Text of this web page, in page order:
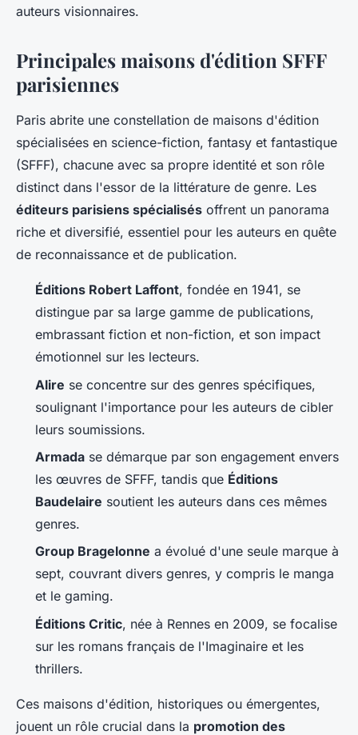
auteurs visionnaires.
Principales maisons d'édition SFFF
parisiennes
Paris abrite une constellation de maisons d'édition
spécialisées en science-fiction, fantasy et fantastique
(SFFF), chacune avec sa propre identité et son rôle
distinct dans l'essor de la littérature de genre. Les
éditeurs parisiens spécialisés offrent un panorama
riche et diversifié, essentiel pour les auteurs en quête
de reconnaissance et de publication.
Éditions Robert Laffont, fondée en 1941, se
distingue par sa large gamme de publications,
embrassant fiction et non-fiction, et son impact
émotionnel sur les lecteurs.
Alire se concentre sur des genres spécifiques,
soulignant l'importance pour les auteurs de cibler
leurs soumissions.
Armada se démarque par son engagement envers
les œuvres de SFFF, tandis que Éditions
Baudelaire soutient les auteurs dans ces mêmes
genres.
Group Bragelonne a évolué d'une seule marque à
sept, couvrant divers genres, y compris le manga
et le gaming.
Éditions Critic, née à Rennes en 2009, se focalise
sur les romans français de l'Imaginaire et les
thrillers.
Ces maisons d'édition, historiques ou émergentes,
jouent un rôle crucial dans la promotion des